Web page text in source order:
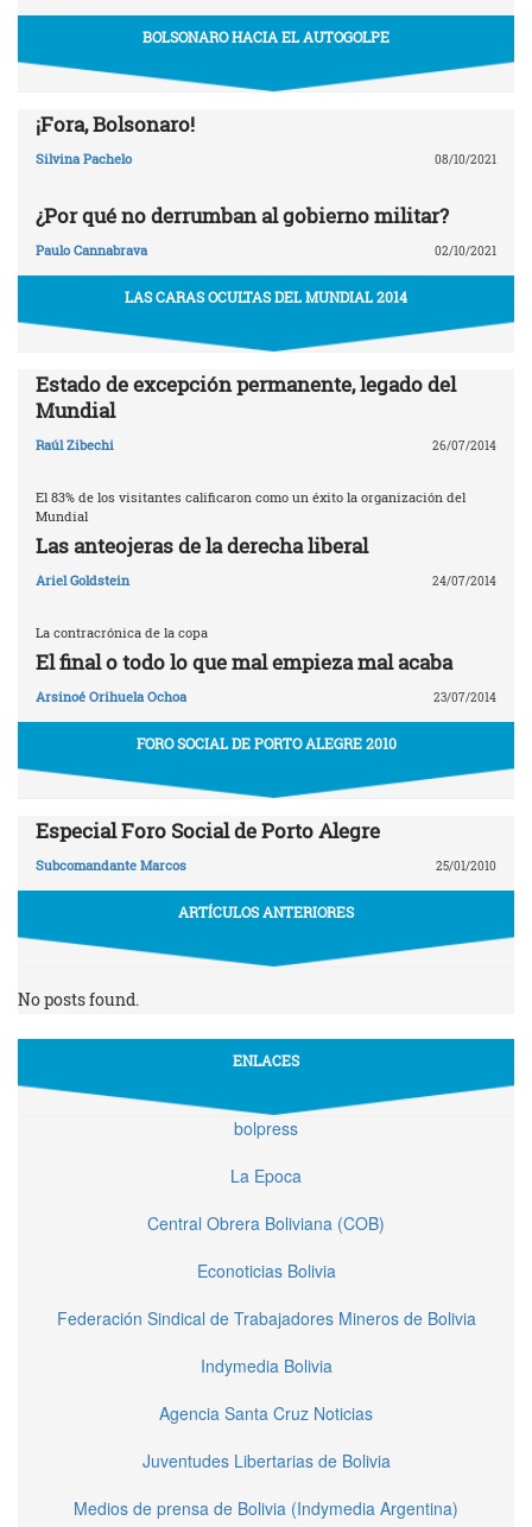
BOLSONARO HACIA EL AUTOGOLPE
¡Fora, Bolsonaro!
Silvina Pachelo 08/10/2021
¿Por qué no derrumban al gobierno militar?
Paulo Cannabrava 02/10/2021
LAS CARAS OCULTAS DEL MUNDIAL 2014
Estado de excepción permanente, legado del
Mundial
Raúl Zibechi 26/07/2014
El 83% de los visitantes calificaron como un éxito la organización del
Mundial
Las anteojeras de la derecha liberal
Ariel Goldstein 24/07/2014
La contracrónica de la copa
El final o todo lo que mal empieza mal acaba
Arsinoé Orihuela Ochoa 23/07/2014
FORO SOCIAL DE PORTO ALEGRE 2010
Especial Foro Social de Porto Alegre
Subcomandante Marcos 25/01/2010
ARTÍCULOS ANTERIORES
No posts found.
ENLACES
bolpress
La Epoca
Central Obrera Boliviana (COB)
Econoticias Bolivia
Federación Sindical de Trabajadores Mineros de Bolivia
Indymedia Bolivia
Agencia Santa Cruz Noticias
Juventudes Libertarias de Bolivia
Medios de prensa de Bolivia (Indymedia Argentina)